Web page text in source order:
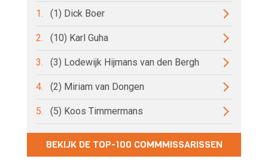
1. (1) Dick Boer
2. (10) Karl Guha
3. (3) Lodewijk Hijmans van den Bergh
4. (2) Miriam van Dongen
5. (5) Koos Timmermans
BEKIJK DE TOP-100 COMMMISSARISSEN